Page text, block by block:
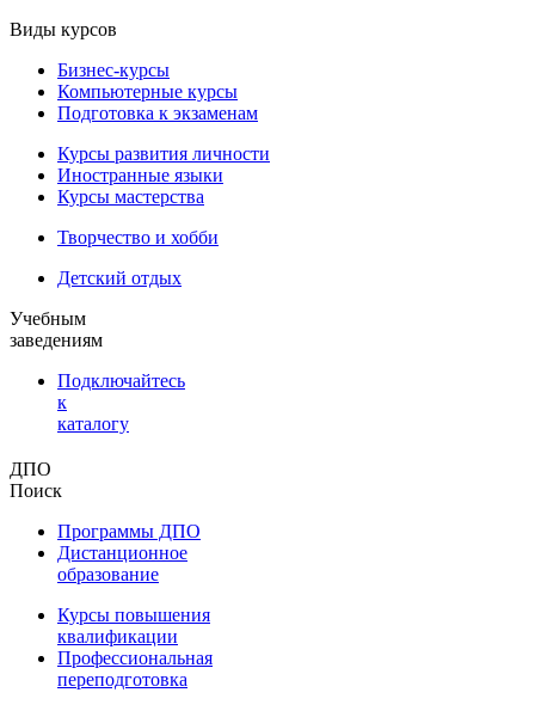
Виды курсов
Бизнес-курсы
Компьютерные курсы
Подготовка к экзаменам
Курсы развития личности
Иностранные языки
Курсы мастерства
Творчество и хобби
Детский отдых
Учебным
заведениям
Подключайтесь
к
каталогу
ДПО
Поиск
Программы ДПО
Дистанционное
образование
Курсы повышения
квалификации
Профессиональная
переподготовка